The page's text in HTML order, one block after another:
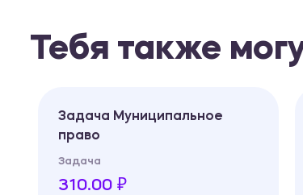
Тебя также
Задача Муниципальное
право
Задача
310.00 ₽